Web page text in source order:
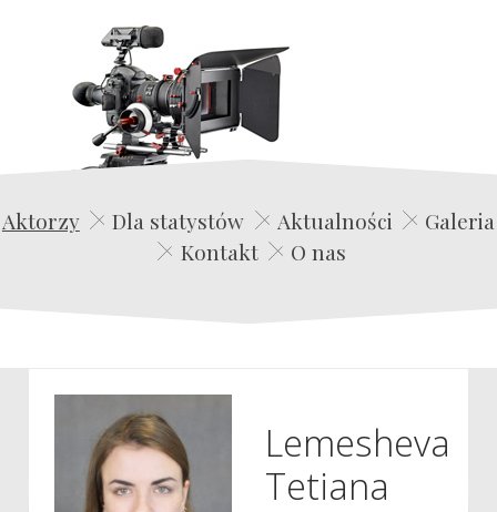
Edwin Film Agencja Aktorska
Aktorzy Dla statystów Aktualności
Galeria
Kontakt
O nas
Lemesheva
Tetiana